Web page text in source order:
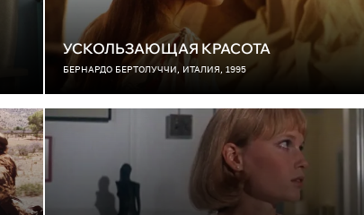
УСКОЛЬЗАЮЩАЯ КРАСОТА
БЕРНАРДО БЕРТОЛУЧЧИ, ИТАЛИЯ, 1995